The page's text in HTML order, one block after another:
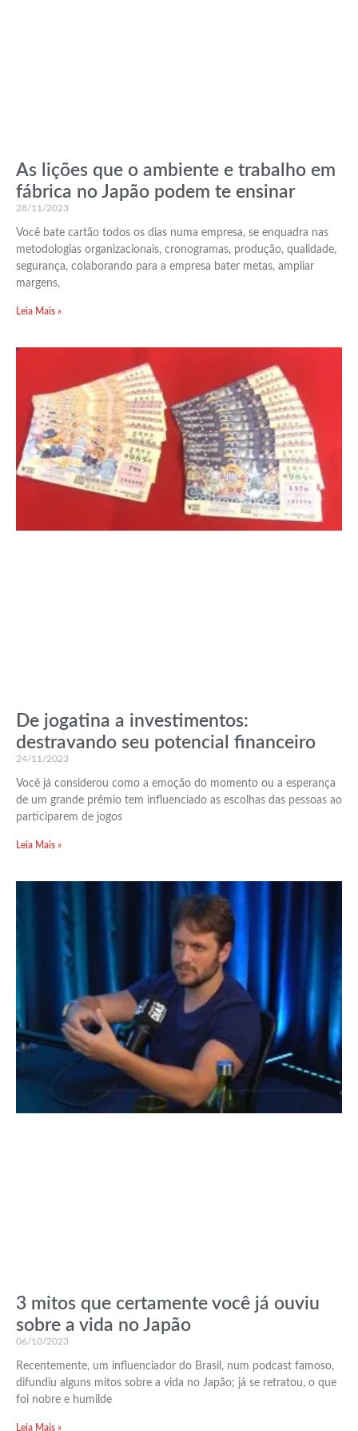
As lições que o ambiente e trabalho em
fábrica no Japão podem te ensinar
28/11/2023
Você bate cartão todos os dias numa empresa, se enquadra nas
metodologias organizacionais, cronogramas, produção, qualidade,
segurança, colaborando para a empresa bater metas, ampliar
margens,
Leia Mais »
De jogatina a investimentos:
destravando seu potencial financeiro
24/11/2023
Você já considerou como a emoção do momento ou a esperança
de um grande prêmio tem influenciado as escolhas das pessoas ao
participarem de jogos
Leia Mais »
3 mitos que certamente você já ouviu
sobre a vida no Japão
06/10/2023
Recentemente, um influenciador do Brasil, num podcast famoso,
difundiu alguns mitos sobre a vida no Japão; já se retratou, o que
foi nobre e humilde
Leia Mais »